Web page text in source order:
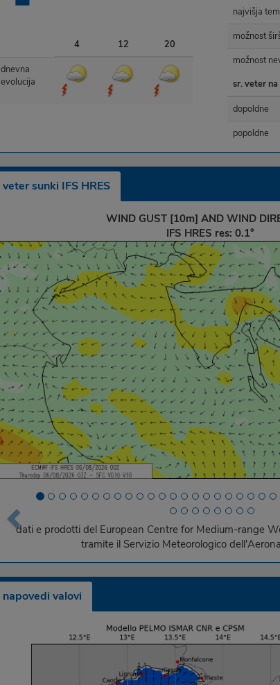
4 12
20
dnevna
evolucija
najvišja
možnost
možnost
sr. veter
dopoldne
popoldne
veter sunki IFS HRES
WIND GUST [10m] AND WIND
IFS HRES res: 0.1°
dati e prodotti del European Centre for Medium-range
tramite il Servizio Meteorologico
napovedi valovi